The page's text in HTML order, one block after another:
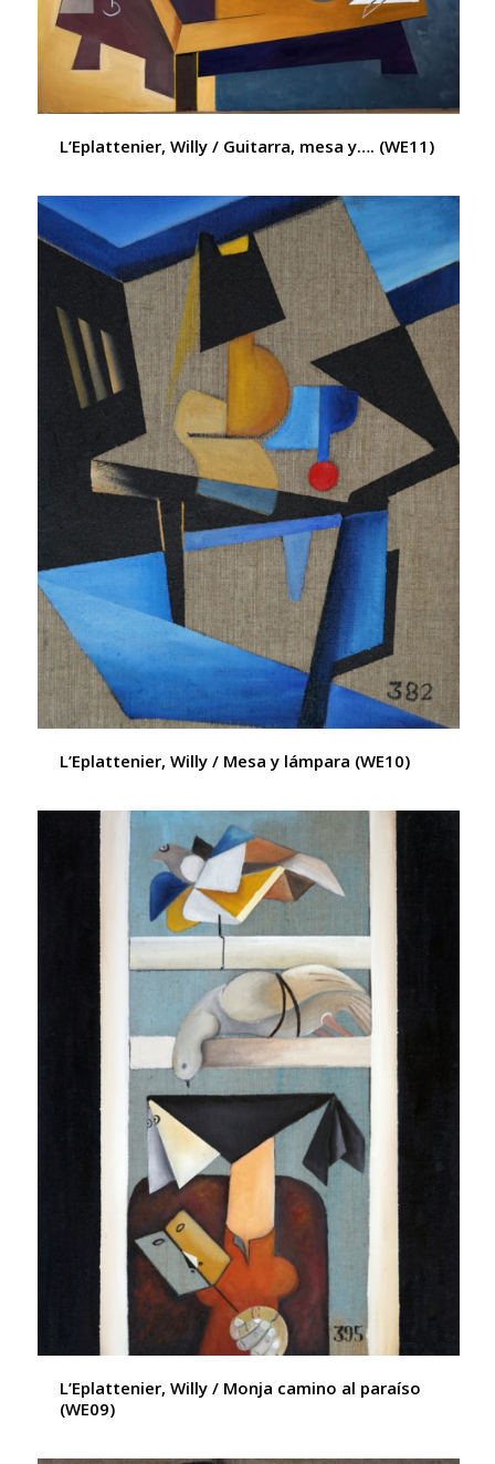
L’Eplattenier, Willy / Guitarra, mesa y…. (WE11)
L’Eplattenier, Willy / Mesa y lámpara (WE10)
L’Eplattenier, Willy / Monja camino al paraíso
(WE09)